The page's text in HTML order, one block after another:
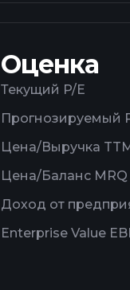
Оценка
Текущий P/E
Прогнозируемый
Цена/Выручка
Цена/Баланс MRQ
Доход от
Enterprise Value